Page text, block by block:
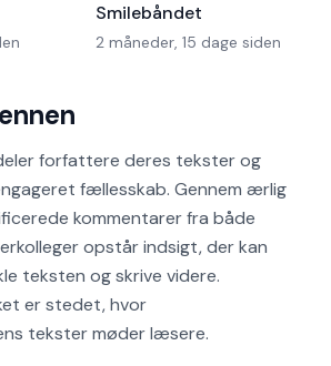
forfattere deres tekster og
fællesskab. Gennem ærlig
kommentarer fra både
opstår indsigt, der kan
teksten og skrive videre.
er stedet, hvor
tekster møder læsere.
Smilebåndet
2 måneder, 15 dage siden